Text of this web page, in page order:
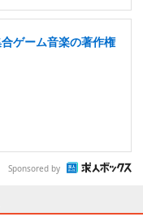
ゲーム音楽の著作権
Sponsored by